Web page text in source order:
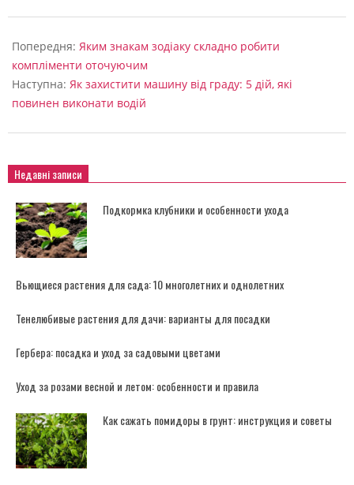
09-
04
Попередня: Яким знакам зодіаку складно робити
компліменти оточуючим
Наступна: Як захистити машину від граду: 5 дій, які
повинен виконати водій
Недавні записи
Подкормка клубники и особенности ухода
Вьющиеся растения для сада: 10 многолетних и однолетних
Тенелюбивые растения для дачи: варианты для посадки
Гербера: посадка и уход за садовыми цветами
Уход за розами весной и летом: особенности и правила
Как сажать помидоры в грунт: инструкция и советы